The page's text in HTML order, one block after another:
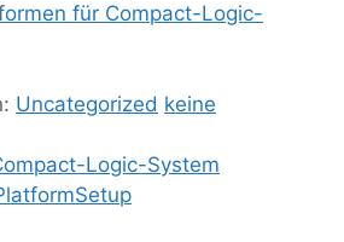
für Compact-Logic-
Uncategorized keine
Logic-System